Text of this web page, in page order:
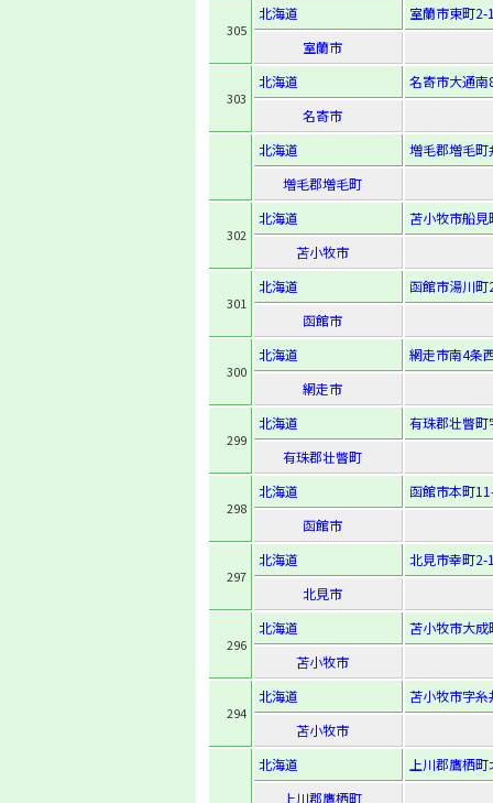
305
北海道
室蘭市東町2-
室蘭市
303
北海道
名寄市大通
名寄市
北海道
増毛郡増毛
増毛郡増毛町
302
北海道
苫小牧市船
苫小牧市
301
北海道
函館市湯川
函館市
300
北海道
網走市南4条
網走市
299
北海道
有珠郡壮瞥
有珠郡壮瞥町
298
北海道
函館市本町
函館市
297
北海道
北見市幸町2-
北見市
296
北海道
苫小牧市大
苫小牧市
294
北海道
苫小牧市字
苫小牧市
北海道
上川郡鷹栖
上川郡鷹栖町